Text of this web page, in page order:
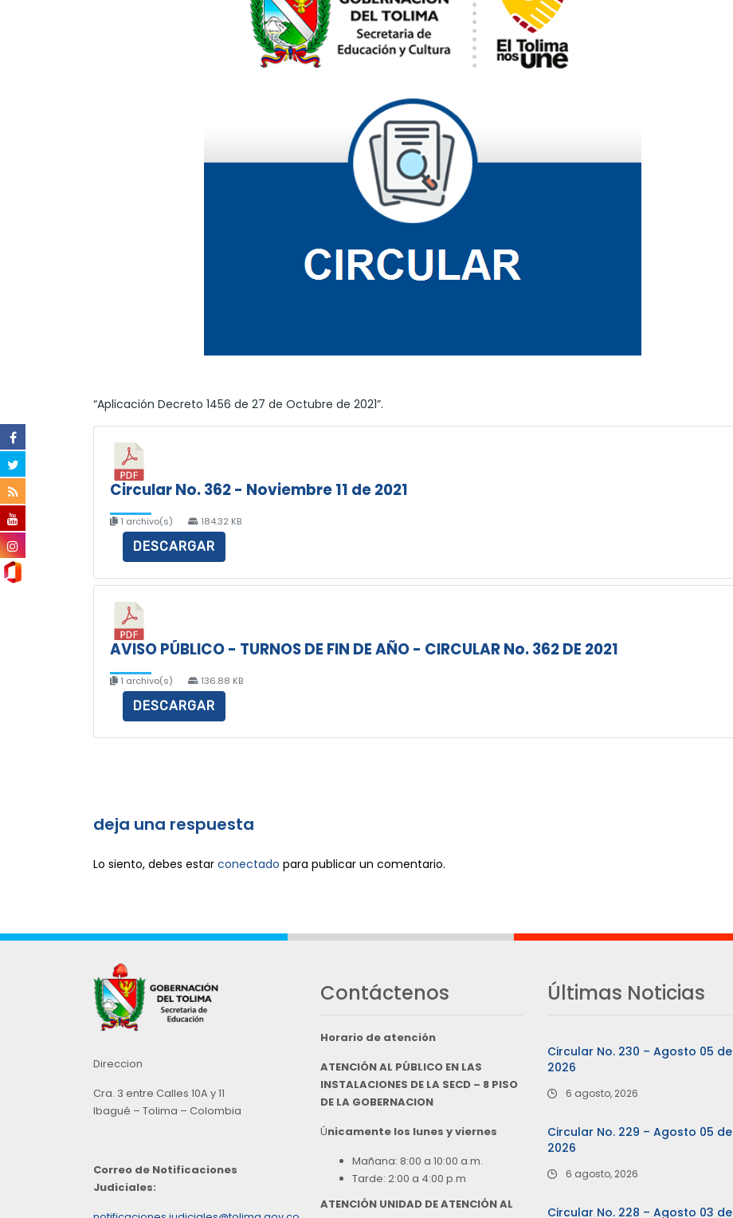
“Aplicación Decreto 1456 de 27 de Octubre de 2021”.
Circular No. 362 - Noviembre 11 de 2021
1 archivo(s) 184.32 KB
DESCARGAR
AVISO PÚBLICO - TURNOS DE FIN DE AÑO - CIRCULAR No. 362 DE 2021
1 archivo(s) 136.88 KB
DESCARGAR
deja una respuesta
Lo siento, debes estar conectado para publicar un comentario.
Direccion
Cra. 3 entre Calles 10A y 11
Ibagué – Tolima – Colombia
Correo de Notificaciones
Judiciales:
Contáctenos
Horario de atención
ATENCIÓN AL PÚBLICO EN LAS
INSTALACIONES DE LA SECD – 8 PISO
DE LA GOBERNACION
Únicamente los lunes y viernes
Mañana: 8:00 a 10:00 a.m.
Tarde: 2:00 a 4:00 p.m
ATENCIÓN UNIDAD DE ATENCIÓN AL
Últimas Noticias
Circular No. 230 – Agosto 05 de
2026
6 agosto, 2026
Circular No. 229 – Agosto 05 de
2026
6 agosto, 2026
Circular No. 228 – Agosto 03 de